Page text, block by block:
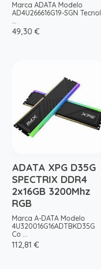
Marca ADATA Modelo
AD4U266616G19-SGN Tecnol
...
49,30 €
ADATA XPG D35G
SPECTRIX DDR4
2x16GB 3200Mhz
RGB
Marca A-DATA Modelo
4U320016G16ADTBKD35G
Co ...
112,81 €